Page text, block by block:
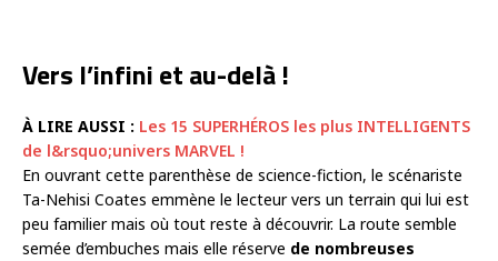
Vers l’infini et au-delà !
À LIRE AUSSI : Les 15 SUPERHÉROS les plus INTELLIGENTS
de l&rsquo;univers MARVEL !
En ouvrant cette parenthèse de science-fiction, le scénariste
Ta-Nehisi Coates emmène le lecteur vers un terrain qui lui est
peu familier mais où tout reste à découvrir. La route semble
semée d’embuches mais elle réserve de nombreuses